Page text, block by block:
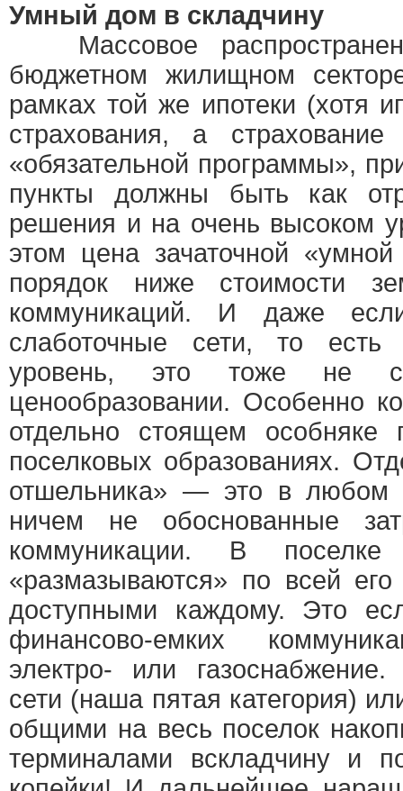
Умный дом в складчину
Массовое
бюджетном жилищном
рамках той же ипотеки (хотя
страхования, а
«обязательной программы»,
пункты должны быть как
решения и на очень высоком
этом цена зачаточной
порядок ниже стоимости
коммуникаций. И даже
слаботочные сети, то
уровень, это тоже не
ценообразовании. Особенно
отдельно стоящем
поселковых образованиях.
отшельника» — это в любом
ничем не обоснованные
коммуникации. В
«размазываются» по всей
доступными каждому. Это
финансово-емких
электро- или
сети (наша пятая категория)
общими на весь поселок
терминалами вскладчину и